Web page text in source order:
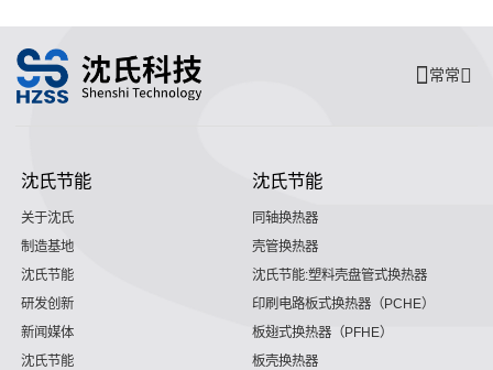
常常
沈氏节能
关于沈氏
制造基地
沈氏节能
研发创新
新闻媒体
沈氏节能
沈氏节能
同轴换热器
壳管换热器
沈氏节能:塑料壳盘管式换热器
印刷电路板式换热器（PCHE）
板翅式换热器（PFHE）
板壳换热器